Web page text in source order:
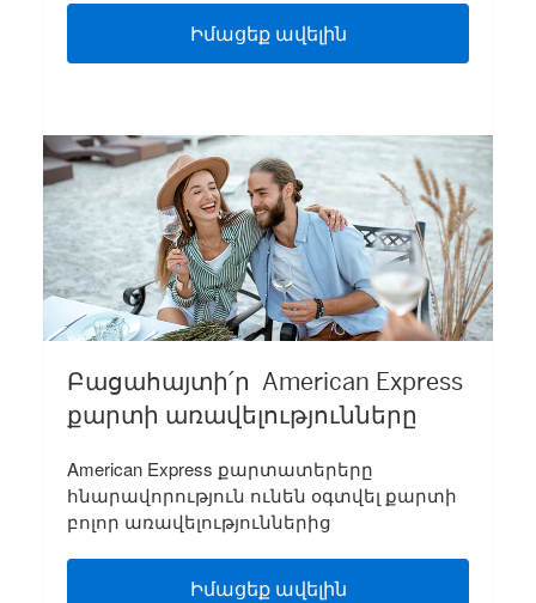
Իմացեք ավելին
Բացահայտի՛ր American Express
քարտի առավելություն​ները
American Express քարտատերերը
հնարավորություն ունեն օգտվել քարտի
բոլոր առավելություններից
Իմացեք ավելին